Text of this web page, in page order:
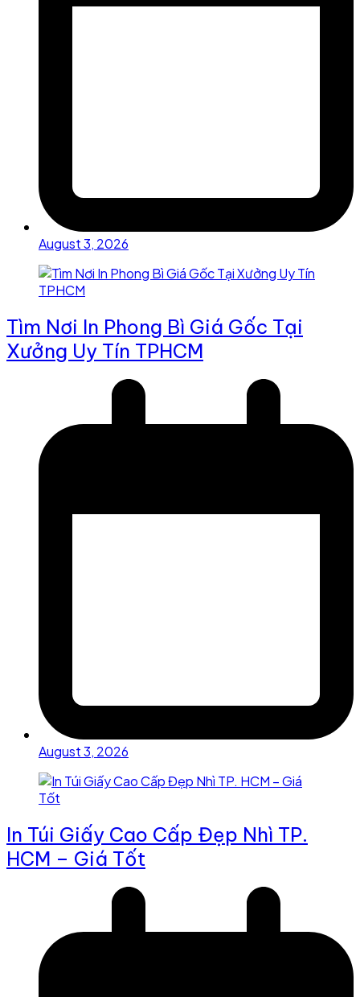
August 3, 2026
Tìm Nơi In Phong Bì Giá Gốc Tại
Xưởng Uy Tín TPHCM
August 3, 2026
In Túi Giấy Cao Cấp Đẹp Nhì TP.
HCM – Giá Tốt